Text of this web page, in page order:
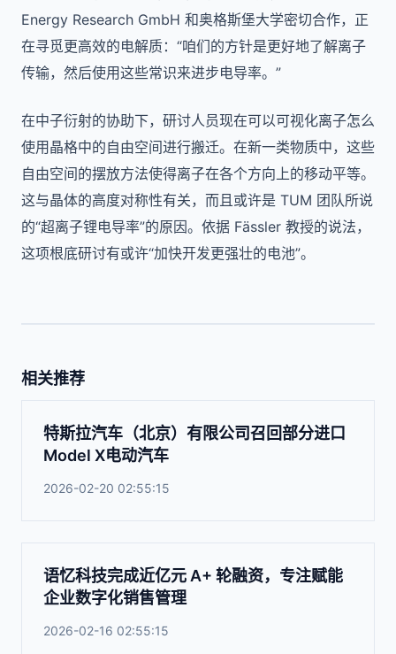
Energy Research GmbH 和奥格斯堡大学密切合作，正
在寻觅更高效的电解质：“咱们的方针是更好地了解离子
传输，然后使用这些常识来进步电导率。”
在中子衍射的协助下，研讨人员现在可以可视化离子怎么
使用晶格中的自由空间进行搬迁。在新一类物质中，这些
自由空间的摆放方法使得离子在各个方向上的移动平等。
这与晶体的高度对称性有关，而且或许是 TUM 团队所说
的“超离子锂电导率”的原因。依据 Fässler 教授的说法，
这项根底研讨有或许“加快开发更强壮的电池”。
相关推荐
特斯拉汽车（北京）有限公司召回部分进口
Model X电动汽车
2026-02-20 02:55:15
语忆科技完成近亿元 A+ 轮融资，专注赋能
企业数字化销售管理
2026-02-16 02:55:15